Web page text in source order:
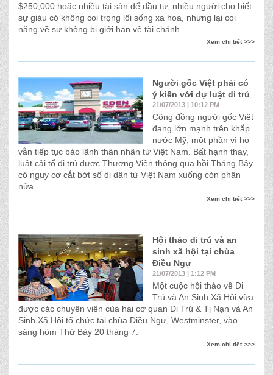
$250,000 hoặc nhiều tài sản để đầu tư, nhiều người cho biết
sự giàu có không coi trọng lối sống xa hoa, nhưng lại coi
nặng về sự không bị giới hạn về tài chánh.
Xem chi tiết >>>
Người gốc Việt phải có
ý kiến với dự luật di trú
21/07/2013 | 10:12 PM
Cộng đồng người gốc Việt
đang lớn mạnh trên khắp
nước Mỹ, một phần vì họ
vẫn tiếp tục bảo lãnh thân nhân từ Việt Nam. Bất hạnh thay,
luật cải tổ di trú được Thượng Viện thông qua hồi Tháng Bảy
có nguy cơ cắt bớt số di dân từ Việt Nam xuống còn phân
nửa
Xem chi tiết >>>
Hội thảo di trú và an
sinh xã hội tại chùa
Ðiều Ngự
21/07/2013 | 1:12 PM
Một cuộc hội thảo về Di
Trú và An Sinh Xã Hội vừa
được các chuyên viên của hai cơ quan Di Trú & Tị Nạn và An
Sinh Xã Hội tổ chức tại chùa Ðiều Ngự, Westminster, vào
sáng hôm Thứ Bảy 20 tháng 7.
Xem chi tiết >>>